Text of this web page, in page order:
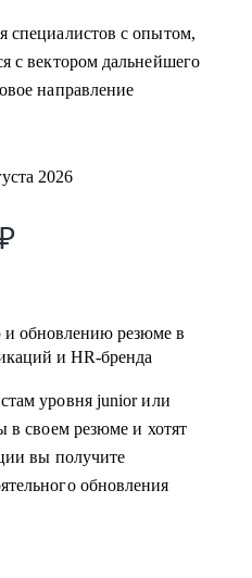
бренда или
особенно в ИТ-сферу
кейсы для поиска работы
работы или роста внутри
работы по этим
устроено в различных
резюме и дать советы
развиваться в сфере
трек и перейти во
ивент
и Middle: внутренние
менеджер
специалистов с опытом,
с вектором дальнейшего
направление
2026
и обновлению резюме в
и HR-бренда
уровня junior или
в своем резюме и хотят
вы получите
обновления